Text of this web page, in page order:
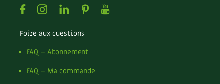
FacebookInstagramLinkedin
PinterestYoutube
Foire aux questions
FAQ – Abonnement
FAQ – Ma commande